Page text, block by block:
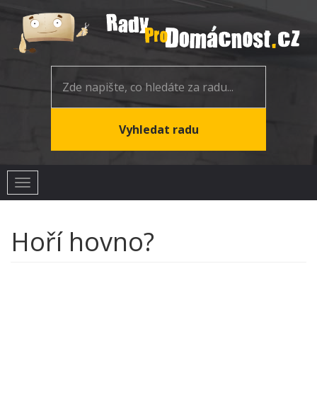
Toggle
navigation
Hoří hovno?